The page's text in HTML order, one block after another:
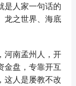
是人家一句话的
龙之世界、海底
河南孟州人，开
金盘，专靠开互
这人是屡教不改